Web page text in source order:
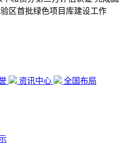
区首批绿色项目库建设工作
资讯中心
全国布局